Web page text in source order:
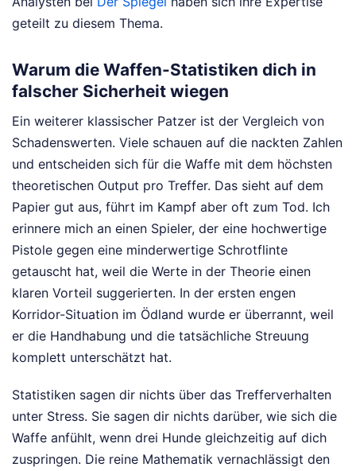
geteilt zu diesem Thema.
Warum die Waffen-Statistiken dich in
falscher Sicherheit wiegen
Ein weiterer klassischer Patzer ist der Vergleich von
Schadenswerten. Viele schauen auf die nackten Zahlen
und entscheiden sich für die Waffe mit dem höchsten
theoretischen Output pro Treffer. Das sieht auf dem
Papier gut aus, führt im Kampf aber oft zum Tod. Ich
erinnere mich an einen Spieler, der eine hochwertige
Pistole gegen eine minderwertige Schrotflinte
getauscht hat, weil die Werte in der Theorie einen
klaren Vorteil suggerierten. In der ersten engen
Korridor-Situation im Ödland wurde er überrannt, weil
er die Handhabung und die tatsächliche Streuung
komplett unterschätzt hat.
Statistiken sagen dir nichts über das Trefferverhalten
unter Stress. Sie sagen dir nichts darüber, wie sich die
Waffe anfühlt, wenn drei Hunde gleichzeitig auf dich
zuspringen. Die reine Mathematik vernachlässigt den